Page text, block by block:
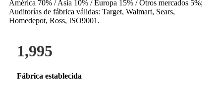
América 70% / Asia 10% / Europa 15% / Otros mercados 5%;
Auditorías de fábrica válidas: Target, Walmart, Sears,
Homedepot, Ross, ISO9001.
1,995
Fábrica establecida